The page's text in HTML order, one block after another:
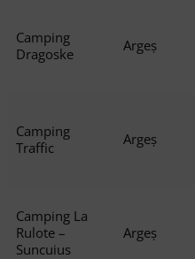
Camping
Dragoske
Argeș
Camping
Traffic
Argeș
Camping La
Rulote –
Suncuius
Argeș